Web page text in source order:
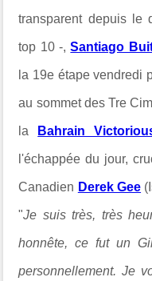
transparent depuis le
top 10 -,Santiago
la 19e étape vendredi
au sommet des Tre
la Bahrain
l'échappée du jour,
Canadien Derek Gee
"Je suis très, très
honnête, ce fut un
personnellement. Je